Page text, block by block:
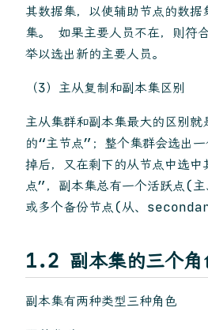
其数据集，以使辅助节点的数据
集。 如果主要人员不在，则符
举以选出新的主要人员。
（3）主从复制和副本集区别
主从集群和副本集最大的区别就
的“主节点”；整个集群会选出
掉后，又在剩下的从节点中选中
点”，副本集总有一个活跃点(
或多个备份节点(从、
1.2 副本集的三个角
副本集有两种类型三种角色